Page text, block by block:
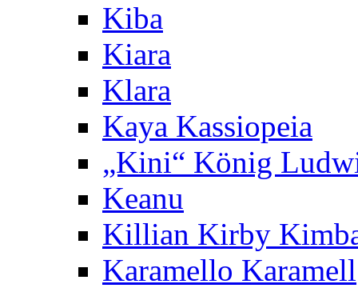
Kiba
Kiara
Klara
Kaya Kassiopeia
„Kini“ König
Keanu
Killian Kirby
Karamello Karamell